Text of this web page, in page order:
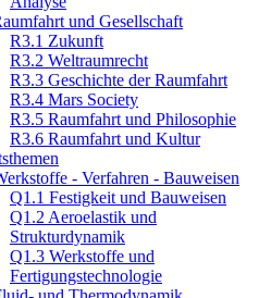
und Gesellschaft
R3.1 Zukunft
R3.2 Weltraumrecht
R3.3 Geschichte der Raumfahrt
R3.4 Mars Society
R3.5 Raumfahrt und Philosophie
R3.6 Raumfahrt und Kultur
- Verfahren - Bauweisen
Q1.1 Festigkeit und Bauweisen
Q1.2 Aeroelastik und
Strukturdynamik
Q1.3 Werkstoffe und
Fertigungstechnologie